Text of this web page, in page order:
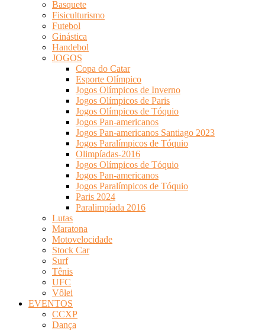
Basquete
Fisiculturismo
Futebol
Ginástica
Handebol
JOGOS
Copa do Catar
Esporte Olímpico
Jogos Olímpicos de Inverno
Jogos Olímpicos de Paris
Jogos Olímpicos de Tóquio
Jogos Pan-americanos
Jogos Pan-americanos Santiago 2023
Jogos Paralímpicos de Tóquio
Olimpíadas-2016
Jogos Olímpicos de Tóquio
Jogos Pan-americanos
Jogos Paralímpicos de Tóquio
Paris 2024
Paralimpíada 2016
Lutas
Maratona
Motovelocidade
Stock Car
Surf
Tênis
UFC
Vôlei
EVENTOS
CCXP
Dança